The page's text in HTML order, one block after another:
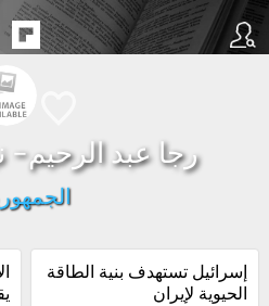
رجا عبد الرحيم-
الحيوية لإيران